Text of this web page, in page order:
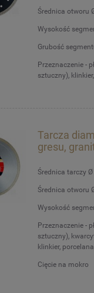
Średnica otworu
Wysokość
Grubość
Przeznaczenie -
sztuczny),
Tarcza
gresu,
Średnica tarczy
Średnica otworu
Wysokość
Przeznaczenie -
sztuczny),
klinkier,
Cięcie na mokro